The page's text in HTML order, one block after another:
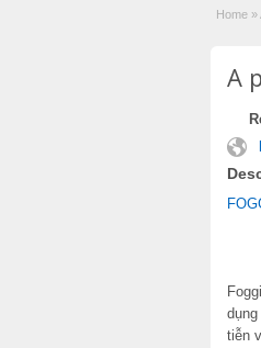
Home »
A
tiễn